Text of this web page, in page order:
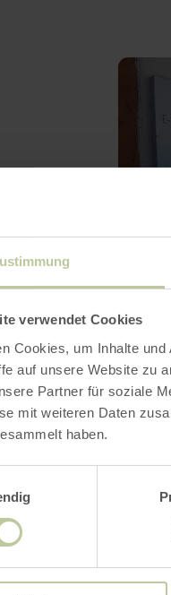
verwendet Cookies
Cookies, um Inhalte
auf unsere Website zu
Partner für soziale
mit weiteren Daten
haben.